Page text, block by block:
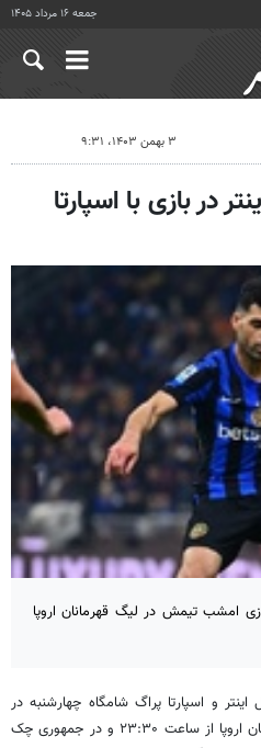
جمعه ۱۶ مرداد ۱۴۰۵
۳ بهمن ۱۴۰۳، ۹:۳۱
در بازی با اسپارتا
امشب تیمش در لیگ قهرمانان اروپا
اینتر و اسپارتا پراگ شامگاه چهارشنبه در
هفته هفتم مرحله گروهی لیگ قهرمانان اروپا از ساعت ۲۳:۳۰ و در جمهوری چک